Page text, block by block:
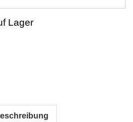
Lager